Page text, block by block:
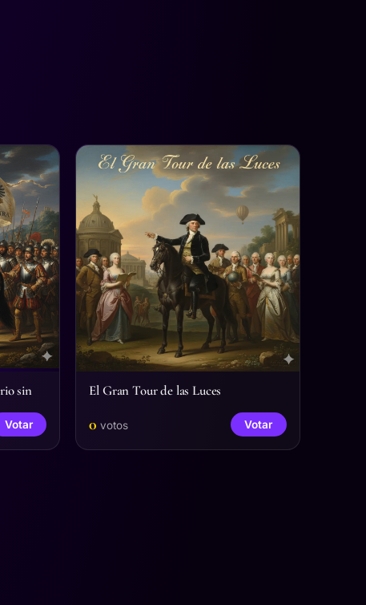
sin
Votar
El Gran Tour de las Luces
0 votos Votar